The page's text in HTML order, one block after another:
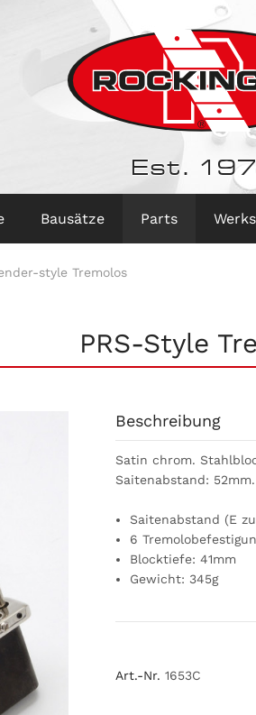
Est.
Bausätze Parts
style Tremolos
PRS-Style
Art.-Nr. 1653C
Beschreibung
Satin chrom.
Saitenabstand:
Saitenabstand (E
6
Blocktiefe: 41mm
Gewicht: 345g